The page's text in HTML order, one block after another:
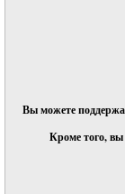
Вы можете
Кроме того, вы